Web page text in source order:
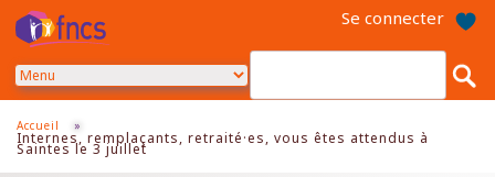
contenu
Se connecter
Accueil »
Internes, remplaçants, retraité·es, vous êtes attendus à
Saintes le 3 juillet